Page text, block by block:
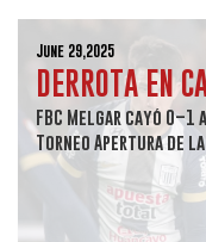
June 29,2025
DERROTA EN
FBC Melgar cayó 0–1
Torneo Apertura de la